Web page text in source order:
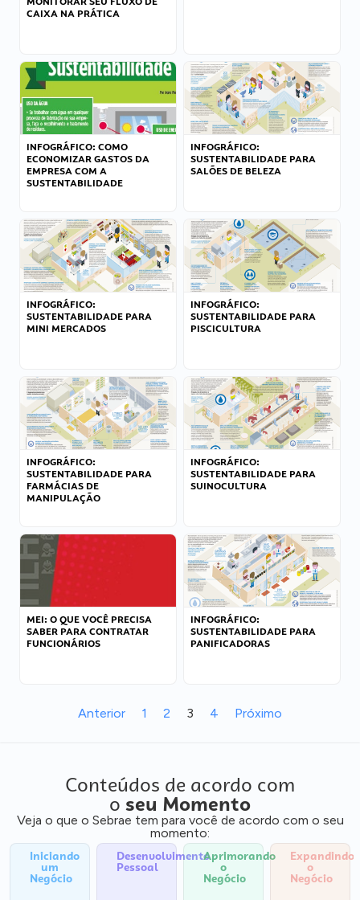
CAIXA NA PRÁTICA
INFOGRÁFICO: COMO
ECONOMIZAR GASTOS DA
EMPRESA COM A
SUSTENTABILIDADE
INFOGRÁFICO:
SUSTENTABILIDADE PARA
SALÕES DE BELEZA
INFOGRÁFICO:
SUSTENTABILIDADE PARA
MINI MERCADOS
INFOGRÁFICO:
SUSTENTABILIDADE PARA
PISCICULTURA
INFOGRÁFICO:
SUSTENTABILIDADE PARA
FARMÁCIAS DE
MANIPULAÇÃO
INFOGRÁFICO:
SUSTENTABILIDADE PARA
SUINOCULTURA
MEI: O QUE VOCÊ PRECISA
SABER PARA CONTRATAR
FUNCIONÁRIOS
INFOGRÁFICO:
SUSTENTABILIDADE PARA
PANIFICADORAS
Anterior 1 2 3 4 Próximo
Conteúdos de acordo com
o seu Momento
Veja o que o Sebrae tem para você de acordo com o seu
momento:
Iniciando
um
Negócio
Desenvolvimento
Pessoal
Aprimorando
o
Negócio
Expandindo
o
Negócio